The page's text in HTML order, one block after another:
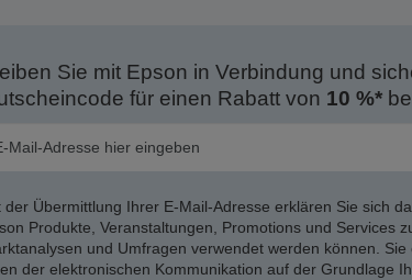
Sie mit Epson in Verbindung und
für einen Rabatt von 10 %*
der Übermittlung Ihrer E-Mail-Adresse erklären Sie sich
Produkte, Veranstaltungen, Promotions und Services
und Umfragen verwendet werden können.
der elektronischen Kommunikation auf der Grundlage